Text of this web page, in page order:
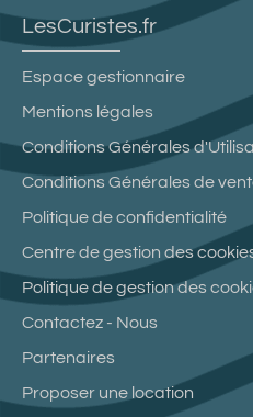
LesCuristes.fr
Espace gestionnaire
Mentions légales
Conditions Générales
Conditions Générales de
Politique de confidentialité
Centre de gestion des
Politique de gestion des
Contactez - Nous
Partenaires
Proposer une location